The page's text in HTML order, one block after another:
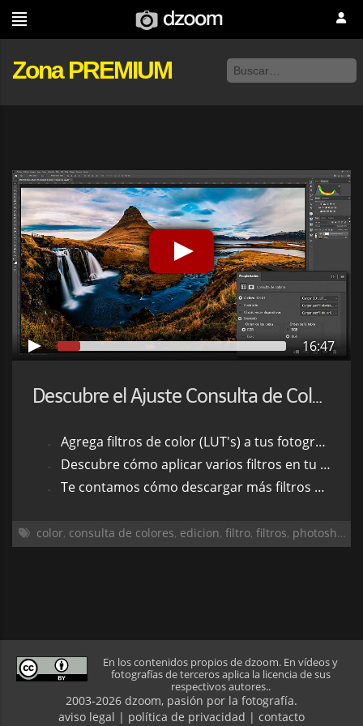
Zona PREMIUM
16:47
Descubre el Ajuste Consulta de Colores de Photoshop
Agrega filtros de color (LUT's) a tus fotografías con un solo click
Descubre cómo aplicar varios filtros en tu fotografía usando capas de ajuste
Te contamos cómo descargar más filtros e instalarlos en Photoshop
color, consulta de colores, edicion, filtro, filtros, photoshop
En los contenidos propios de dzoom. En vídeos y
fotografías de terceros aplica la licencia de sus
respectivos autores..
2003-2026 dzoom, pasión por la fotografía.
aviso legal | política de privacidad | contacto